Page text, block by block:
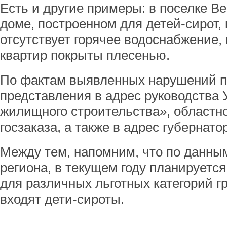
Есть и другие примеры: в поселке
доме, построенном для детей-
отсутствует горячее
квартир покрыты плесенью.
По фактам выявленных нарушений
представления в адрес
жилищного строительства»,
госзаказа, а также в адрес
Между тем, напомним, что по
региона, в текущем году
для различных льготных категорий
входят дети-сироты.